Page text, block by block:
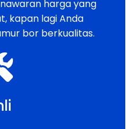
harga yang
kapan lagi Anda
bor berkualitas.